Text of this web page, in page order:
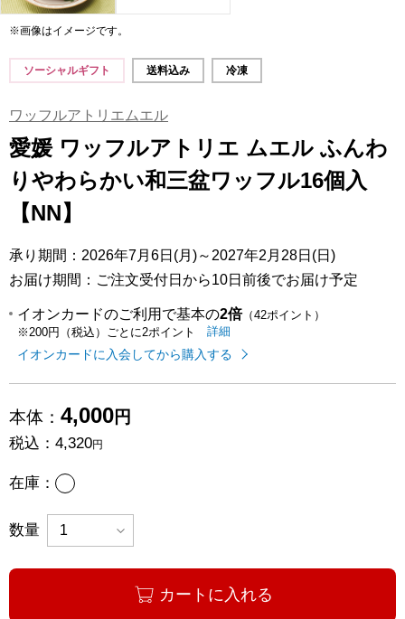
※画像はイメージです。
ソーシャルギフト 送料込み 冷凍
ワッフルアトリエムエル
愛媛 ワッフルアトリエ ムエル ふんわ
りやわらかい和三盆ワッフル16個入
【NN】
承り期間：2026年7月6日(月)～2027年2月28日(日)
お届け期間：ご注文受付日から10日前後でお届け予定
イオンカードのご利用で基本の2倍（42ポイント）
※200円（税込）ごとに2ポイント
イオンカードのご利用でたまるポイ
詳細
イオンカードに入会してから購入する
本体： 4,000円
税込： 4,320円
在庫： あり
数量
カートに入れる